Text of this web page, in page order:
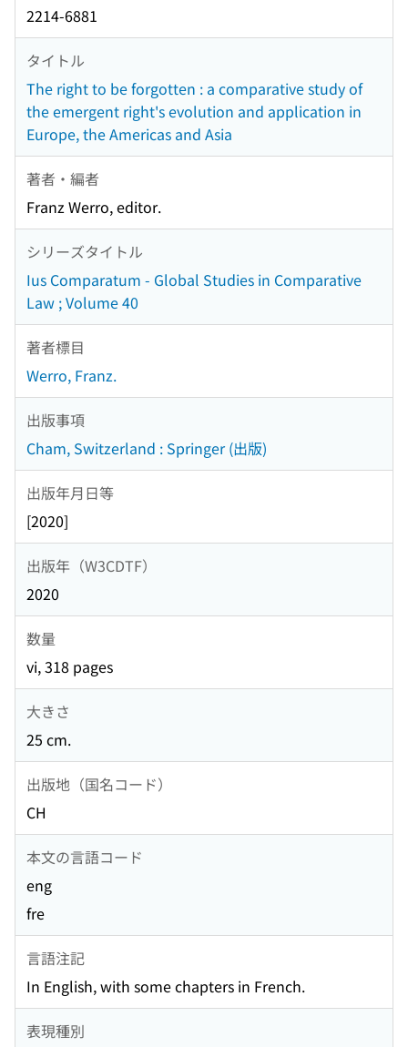
2214-6881
タイトル
The right to be forgotten : a comparative study of
the emergent right's evolution and application in
Europe, the Americas and Asia
著者・編者
Franz Werro, editor.
シリーズタイトル
Ius Comparatum - Global Studies in Comparative
Law ; Volume 40
著者標目
Werro, Franz.
出版事項
Cham, Switzerland : Springer (出版)
出版年月日等
[2020]
出版年（W3CDTF）
2020
数量
vi, 318 pages
大きさ
25 cm.
出版地（国名コード）
CH
本文の言語コード
eng
fre
言語注記
In English, with some chapters in French.
表現種別